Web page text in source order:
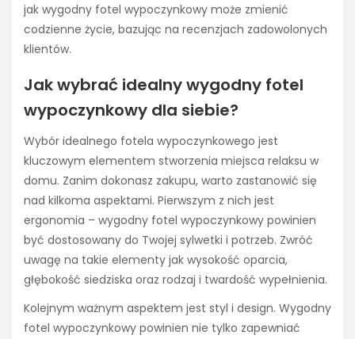
jak wygodny fotel wypoczynkowy może zmienić
codzienne życie, bazując na recenzjach zadowolonych
klientów.
Jak wybrać idealny wygodny fotel
wypoczynkowy dla siebie?
Wybór idealnego fotela wypoczynkowego jest
kluczowym elementem stworzenia miejsca relaksu w
domu. Zanim dokonasz zakupu, warto zastanowić się
nad kilkoma aspektami. Pierwszym z nich jest
ergonomia – wygodny fotel wypoczynkowy powinien
być dostosowany do Twojej sylwetki i potrzeb. Zwróć
uwagę na takie elementy jak wysokość oparcia,
głębokość siedziska oraz rodzaj i twardość wypełnienia.
Kolejnym ważnym aspektem jest styl i design. Wygodny
fotel wypoczynkowy powinien nie tylko zapewniać